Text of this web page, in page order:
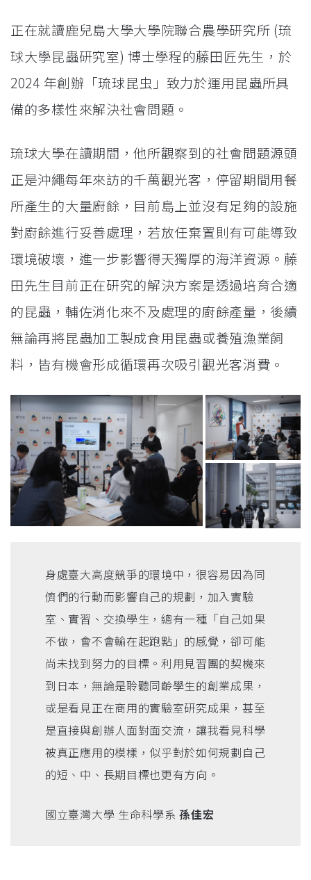
正在就讀鹿兒島大學大學院聯合農學研究所 (琉
球大學昆蟲研究室) 博士學程的藤田匠先生，於
2024 年創辦「琉球昆虫」致力於運用昆蟲所具
備的多樣性來解決社會問題。
琉球大學在讀期間，他所觀察到的社會問題源頭
正是沖繩每年來訪的千萬觀光客，停留期間用餐
所產生的大量廚餘，目前島上並沒有足夠的設施
對廚餘進行妥善處理，若放任棄置則有可能導致
環境破壞，進一步影響得天獨厚的海洋資源。藤
田先生目前正在研究的解決方案是透過培育合適
的昆蟲，輔佐消化來不及處理的廚餘產量，後續
無論再將昆蟲加工製成食用昆蟲或養殖漁業飼
料，皆有機會形成循環再次吸引觀光客消費。
身處臺大高度競爭的環境中，很容易因為同
儕們的行動而影響自己的規劃，加入實驗
室、實習、交換學生，總有一種「自己如果
不做，會不會輸在起跑點」的感覺，卻可能
尚未找到努力的目標。利用見習團的契機來
到日本，無論是聆聽同齡學生的創業成果，
或是看見正在商用的實驗室研究成果，甚至
是直接與創辦人面對面交流，讓我看見科學
被真正應用的模樣，似乎對於如何規劃自己
的短、中、長期目標也更有方向。
國立臺灣大學 生命科學系孫佳宏